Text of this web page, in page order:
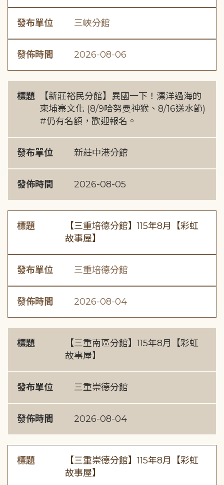
發布單位 三峽分館
發佈時間 2026-08-06
標題
【新莊裕民分館】異國一下！漂洋過海的
柬埔寨文化 (8/9哈努曼神猴、8/16送水節)
#仍有名額，歡迎報名。
發布單位 新莊中港分館
發佈時間 2026-08-05
標題
【三重培德分館】115年8月【彩虹
故事屋】
發布單位 三重培德分館
發佈時間 2026-08-04
標題
【三重南區分館】115年8月【彩虹
故事屋】
發布單位 三重崇德分館
發佈時間 2026-08-04
標題
【三重崇德分館】115年8月【彩虹
故事屋】